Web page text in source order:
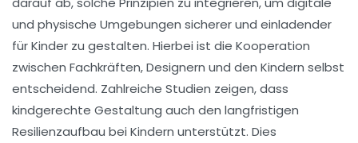
und physische Umgebungen sicherer und einladender
für Kinder zu gestalten. Hierbei ist die Kooperation
zwischen Fachkräften, Designern und den Kindern selbst
entscheidend. Zahlreiche Studien zeigen, dass
kindgerechte Gestaltung auch den langfristigen
Resilienzaufbau bei Kindern unterstützt. Dies